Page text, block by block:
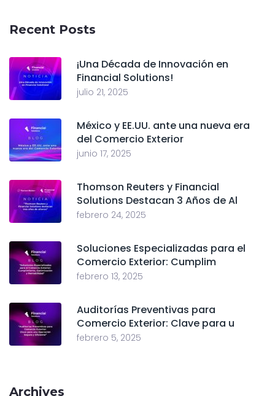
Recent Posts
¡Una Década de Innovación en
Financial Solutions!
julio 21, 2025
México y EE.UU. ante una nueva era
del Comercio Exterior
junio 17, 2025
Thomson Reuters y Financial
Solutions Destacan 3 Años de Al
febrero 24, 2025
Soluciones Especializadas para el
Comercio Exterior: Cumplim
febrero 13, 2025
Auditorías Preventivas para
Comercio Exterior: Clave para u
febrero 5, 2025
Archives